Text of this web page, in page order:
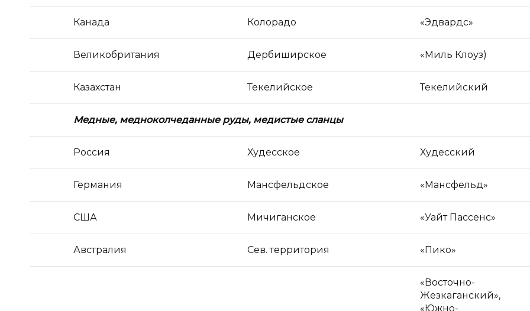
Канада Колорадо «Эдвардс»
Великобритания Дербиширское «Миль Клоуз)
Казахстан Текелийское Текелийский
Медные, медноколчеданные руды, медистые сланцы
Россия Худесское Худесский
Германия Мансфельдское «Мансфельд»
США Мичиганское «Уайт Пассенс»
Австралия Сев. территория «Пико»
«Восточно-
Жезкаганский»,
«Южно-